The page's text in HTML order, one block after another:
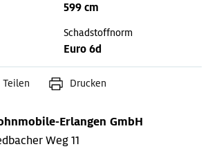
599 cm
Schadstoffnorm
Euro 6d
Teilen Drucken
Erlangen GmbH
Weg 11